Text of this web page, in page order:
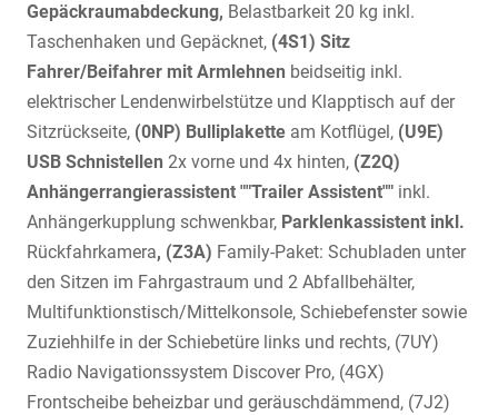
Gepäckraumabdeckung, Belastbarkeit 20 kg inkl.
Taschenhaken und Gepäcknet, (4S1) Sitz
Fahrer/Beifahrer mit Armlehnen beidseitig inkl.
elektrischer Lendenwirbelstütze und Klapptisch auf der
Sitzrückseite, (0NP) Bulliplakette am Kotflügel, (U9E)
USB Schnistellen 2x vorne und 4x hinten, (Z2Q)
Anhängerrangierassistent ""Trailer Assistent"" inkl.
Anhängerkupplung schwenkbar, Parklenkassistent inkl.
Rückfahrkamera, (Z3A) Family-Paket: Schubladen unter
den Sitzen im Fahrgastraum und 2 Abfallbehälter,
Multifunktionstisch/Mittelkonsole, Schiebefenster sowie
Zuziehhilfe in der Schiebetüre links und rechts, (7UY)
Radio Navigationssystem Discover Pro, (4GX)
Frontscheibe beheizbar und geräuschdämmend, (7J2)